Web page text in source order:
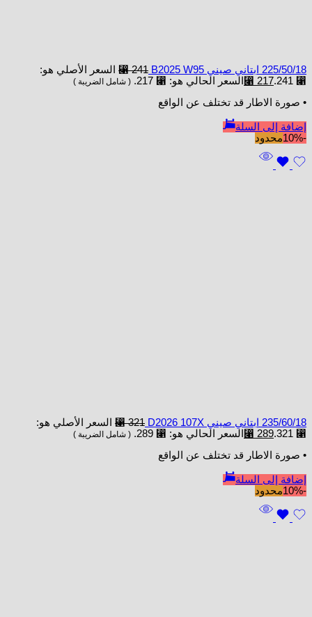
225/50/18 ابتاني صيني B2025 W95 ⃁241
السعر الأصلي هو:
⃁ 241.
⃁ 217 السعر الحالي هو: ⃁ 217. ( شامل الضريبة )
• صورة الاطار قد تختلف عن الواقع
إضافة إلى السلة
-10%
محدود
235/60/18 ابتاني صيني D2026 107X ⃁321
السعر الأصلي هو:
⃁ 321.
⃁ 289 السعر الحالي هو: ⃁ 289. ( شامل الضريبة )
• صورة الاطار قد تختلف عن الواقع
إضافة إلى السلة
-10%
محدود